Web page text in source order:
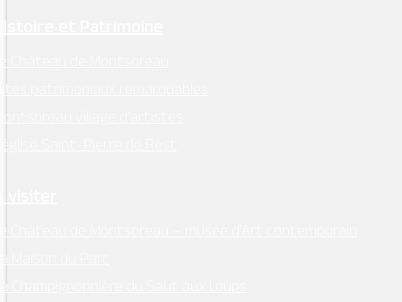
et Patrimoine
Château de Montsoreau
patrimoniaux remarquables
village d’artistes
Saint-Pierre de Rest
visiter
Château de Montsoreau – musée d’Art contemporain
Maison du Parc
Champignonnière du Saut aux Loups